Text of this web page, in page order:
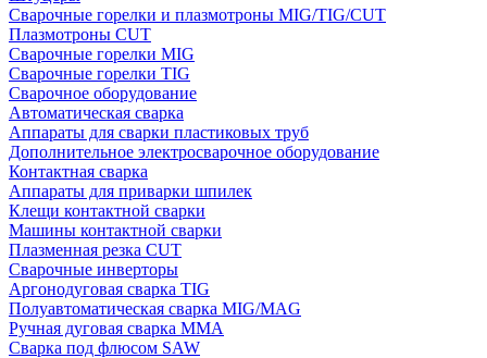
Сварочные горелки и плазмотроны MIG/TIG/CUT
Плазмотроны CUT
Сварочные горелки MIG
Сварочные горелки TIG
Сварочное оборудование
Автоматическая сварка
Аппараты для сварки пластиковых труб
Дополнительное электросварочное оборудование
Контактная сварка
Аппараты для приварки шпилек
Клещи контактной сварки
Машины контактной сварки
Плазменная резка CUT
Сварочные инверторы
Аргонодуговая сварка TIG
Полуавтоматическая сварка MIG/MAG
Ручная дуговая сварка MMA
Сварка под флюсом SAW